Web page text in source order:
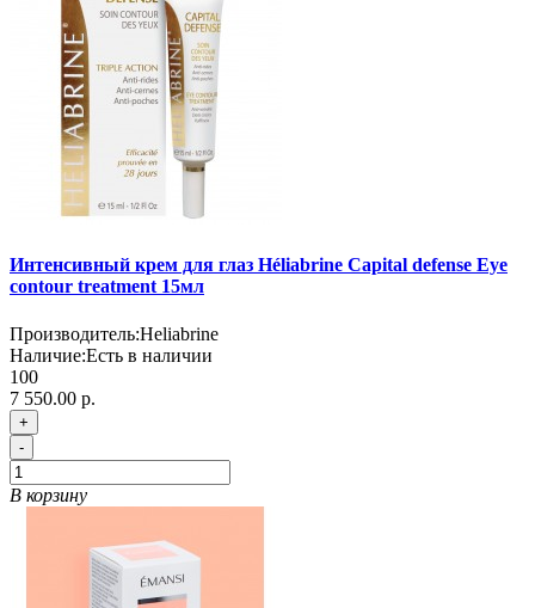
Интенсивный крем для глаз Héliabrine Capital defense Eye
contour treatment 15мл
Производитель:Heliabrine
Наличие:Есть в наличии
100
7 550.00 р.
+
-
В корзину